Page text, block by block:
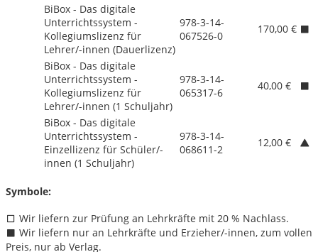
BiBox - Das digitale
Unterrichtssystem -
Kollegiumslizenz für
Lehrer/-innen (Dauerlizenz)
978-3-14-
067526-0
170,00 €
BiBox - Das digitale
Unterrichtssystem -
Kollegiumslizenz für
Lehrer/-innen (1 Schuljahr)
978-3-14-
065317-6
40,00 €
BiBox - Das digitale
Unterrichtssystem -
Einzellizenz für Schüler/-
innen (1 Schuljahr)
978-3-14-
068611-2
12,00 €
Symbole:
Wir liefern zur Prüfung an Lehrkräfte mit 20 % Nachlass.
Wir liefern nur an Lehrkräfte und Erzieher/-innen, zum vollen
Preis, nur ab Verlag.